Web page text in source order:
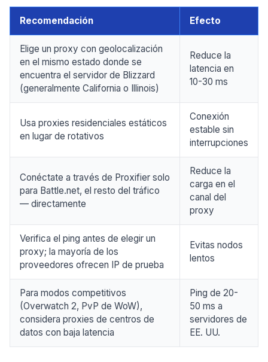
Recomendación Efecto
Elige un proxy con geolocalización
en el mismo estado donde se
encuentra el servidor de Blizzard
(generalmente California o Illinois)
Reduce la
latencia en
10-30 ms
Usa proxies residenciales estáticos
en lugar de rotativos
Conexión
estable sin
interrupciones
Conéctate a través de Proxifier solo
para Battle.net, el resto del tráfico
— directamente
Reduce la
carga en el
canal del
proxy
Verifica el ping antes de elegir un
proxy; la mayoría de los
proveedores ofrecen IP de prueba
Evitas nodos
lentos
Para modos competitivos
(Overwatch 2, PvP de WoW),
considera proxies de centros de
datos con baja latencia
Ping de 20-
50 ms a
servidores de
EE. UU.